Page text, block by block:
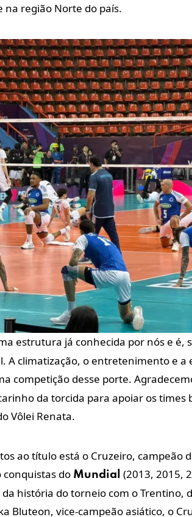
na região Norte do país.
estrutura já conhecida por nós e é,
A climatização, o entretenimento e
competição desse porte.
da torcida para apoiar os times
Vôlei Renata.
ao título está o Cruzeiro, campeão
do Mundial (2013, 2015,
história do torneio com o Trentino,
Bluteon, vice-campeão asiático, o